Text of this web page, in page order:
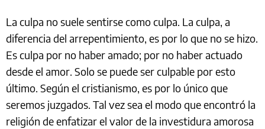
La culpa no suele sentirse como culpa. La culpa, a
diferencia del arrepentimiento, es por lo que no se hizo.
Es culpa por no haber amado; por no haber actuado
desde el amor. Solo se puede ser culpable por esto
último. Según el cristianismo, es por lo único que
seremos juzgados. Tal vez sea el modo que encontró la
religión de enfatizar el valor de la investidura amorosa